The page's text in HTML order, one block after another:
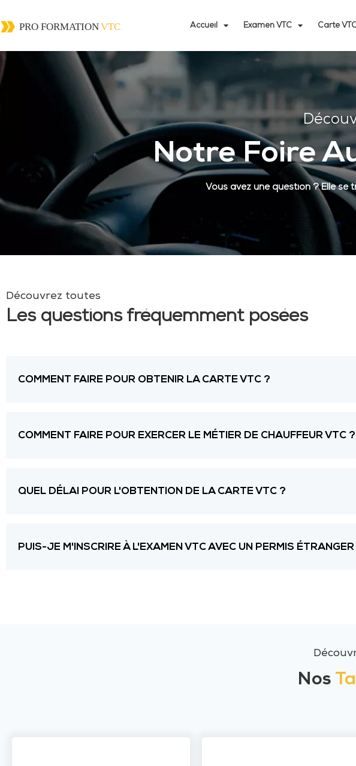
Accueil Examen VTC Carte
Notre Foire
Vous avez une question ? Elle se
Découvrez toutes
Les questions fréquemment posées
COMMENT FAIRE POUR OBTENIR LA CARTE VTC ?
COMMENT FAIRE POUR EXERCER LE MÉTIER DE CHAUFFEUR VTC ?
QUEL DÉLAI POUR L'OBTENTION DE LA CARTE VTC ?
PUIS-JE M'INSCRIRE À L'EXAMEN VTC AVEC UN PERMIS ÉTRANGER
Nos